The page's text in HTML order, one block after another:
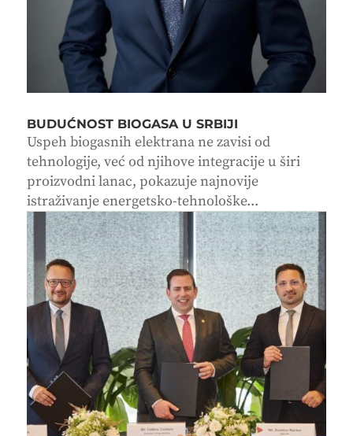
BUDUĆNOST BIOGASA U SRBIJI
Uspeh biogasnih elektrana ne zavisi od
tehnologije, već od njihove integracije u širi
proizvodni lanac, pokazuje najnovije
istraživanje energetsko-tehnološke...